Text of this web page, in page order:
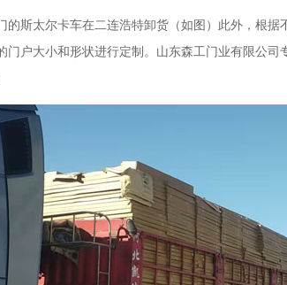
斯太尔卡车在二连浩特卸货（如图）此外，根据
门户大小和形状进行定制。山东森工门业有限公